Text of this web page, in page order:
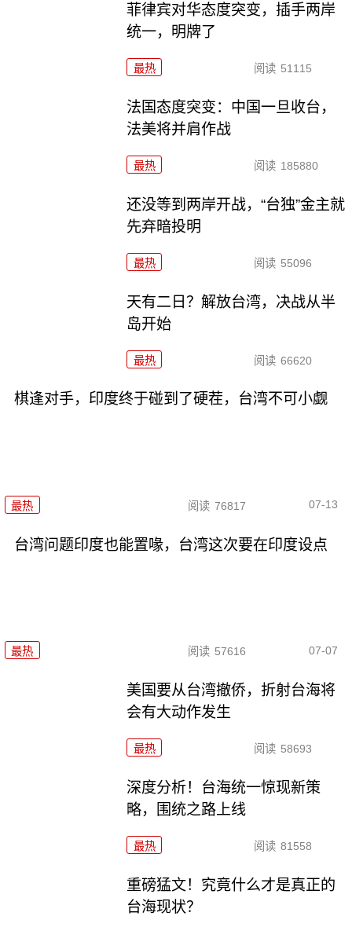
菲律宾对华态度突变，插手两岸
统一，明牌了
最热 阅读 51115
法国态度突变：中国一旦收台，
法美将并肩作战
最热 阅读 185880
还没等到两岸开战，“台独”金主就
先弃暗投明
最热 阅读 55096
天有二日？解放台湾，决战从半
岛开始
最热 阅读 66620
棋逢对手，印度终于碰到了硬茬，台湾不可小觑
最热 阅读 76817 07-13
台湾问题印度也能置喙，台湾这次要在印度设点
最热 阅读 57616 07-07
美国要从台湾撤侨，折射台海将
会有大动作发生
最热 阅读 58693
深度分析！台海统一惊现新策
略，围统之路上线
最热 阅读 81558
重磅猛文！究竟什么才是真正的
台海现状？